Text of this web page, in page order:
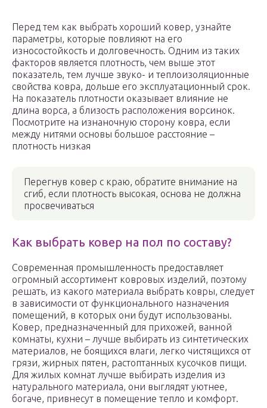
Перед тем как выбрать хороший ковер, узнайте
параметры, которые повлияют на его
износостойкость и долговечность. Одним из таких
факторов является плотность, чем выше этот
показатель, тем лучше звуко- и теплоизоляционные
свойства ковра, дольше его эксплуатационный срок.
На показатель плотности оказывает влияние не
длина ворса, а близость расположения ворсинок.
Посмотрите на изнаночную сторону ковра, если
между нитями основы большое расстояние –
плотность низкая
Перегнув ковер с краю, обратите внимание на
сгиб, если плотность высокая, основа не должна
просвечиваться
Как выбрать ковер на пол по составу?
Современная промышленность предоставляет
огромный ассортимент ковровых изделий, поэтому
решать, из какого материала выбрать ковры, следует
в зависимости от функционального назначения
помещений, в которых они будут использованы.
Ковер, предназначенный для прихожей, ванной
комнаты, кухни – лучше выбирать из синтетических
материалов, не боящихся влаги, легко чистящихся от
грязи, жирных пятен, растоптанных кусочков пищи.
Для жилых комнат лучше выбирать изделия из
натурального материала, они выглядят уютнее,
богаче, привнесут в помещение тепло и комфорт.